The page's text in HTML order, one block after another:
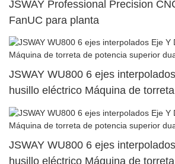
JSWAY Professional Precision
FanUC para planta
JSWAY WU800 6 ejes
husillo eléctrico Máquina de
superior dual124
JSWAY WU800 6 ejes
husillo eléctrico Máquina de